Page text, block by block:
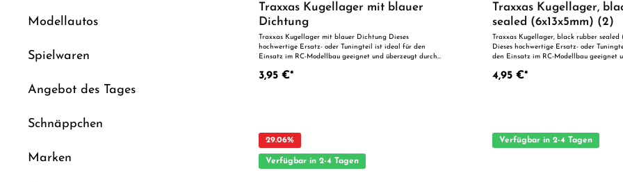
Modellautos
Spielwaren
Angebot des Tages
Schnäppchen
Marken
Traxxas Kugellager mit blauer
Dichtung
Traxxas Kugellager mit blauer Dichtung Dieses
hochwertige Ersatz- oder Tuningteil ist ideal für den
Einsatz im RC-Modellbau geeignet und überzeugt durch
perfekten Passgenauigkeit ist es optimal als Ersatzteil
Erwachsenen.
3,95 €*
Traxxas Kugellager,
sealed (6x13x5mm) (2)
Traxxas Kugellager, black rubber sealed
Dieses hochwertige Ersatz- oder
den Einsatz im RC-Modellbau geeignet
der perfekten Passgenauigkeit ist es
Aufsicht von Erwachsenen.
4,95 €*
29.06%
Verfügbar in 2-4 Tagen
Verfügbar in 2-4 Tagen